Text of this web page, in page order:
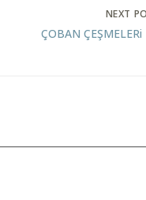
NEXT
ÇOBAN ÇEŞMELERi